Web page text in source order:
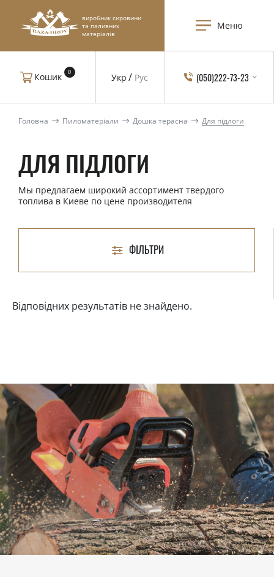
виробник сировини
та паливних
матеріалів
Меню
Укр Рус
Кошик 0 (050)222-73-23
Головна Пиломатеріали Дошка терасна Для підлоги
ДЛЯ ПІДЛОГИ
Мы предлагаем широкий ассортимент твердого
топлива в Киеве по цене производителя
ФІЛЬТРИ
Відповідних результатів не знайдено.